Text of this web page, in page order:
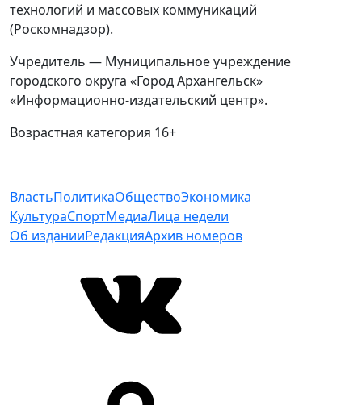
технологий и массовых коммуникаций
(Роскомнадзор).
Учредитель — Муниципальное учреждение
городского округа «Город Архангельск»
«Информационно-издательский центр».
Возрастная категория 16+
ВластьПолитикаОбществоЭкономика
КультураСпортМедиаЛица недели
Об изданииРедакцияАрхив номеров